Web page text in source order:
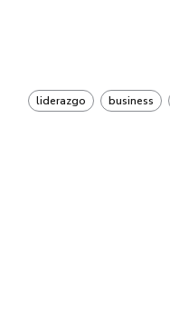
liderazgo business